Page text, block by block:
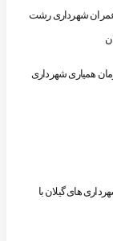
عمران شهرداری رشت
همیاری شهرداری
های گیلان با